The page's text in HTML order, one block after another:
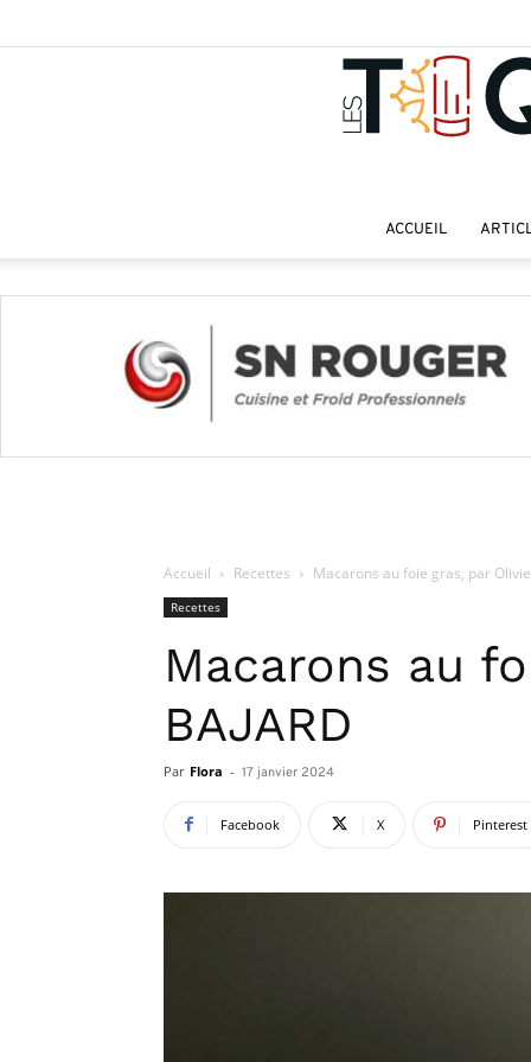
ACCUEIL
Accueil Recettes Macarons au foie gras, par
Recettes
Macarons au
BAJARD
Par Flora - 17 janvier 2024
Facebook X Pinterest